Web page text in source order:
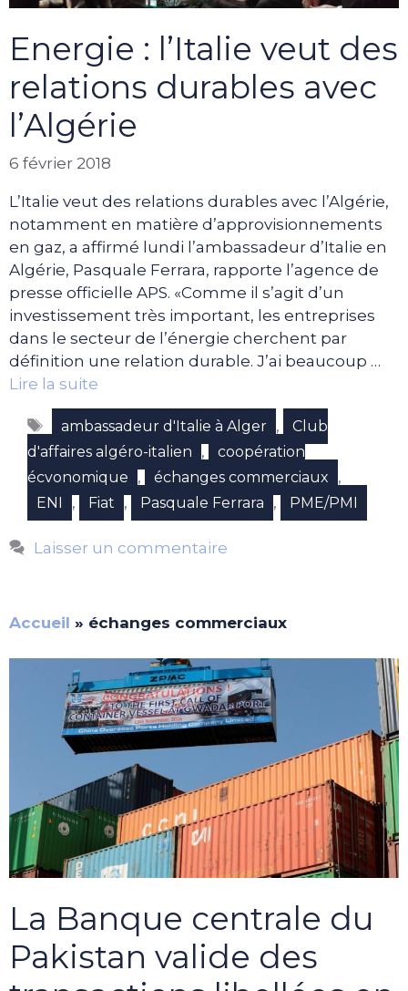
Energie : l’Italie veut des
relations durables avec
l’Algérie
6 février 2018
L’Italie veut des relations durables avec l’Algérie,
notamment en matière d’approvisionnements
en gaz, a affirmé lundi l’ambassadeur d’Italie en
Algérie, Pasquale Ferrara, rapporte l’agence de
presse officielle APS. «Comme il s’agit d’un
investissement très important, les entreprises
dans le secteur de l’énergie cherchent par
définition une relation durable. J’ai beaucoup …
Lire la suite
Étiquettes
ambassadeur d'Italie à Alger ,
Club
d'affaires algéro-italien
,
coopération
écvonomique
, échanges commerciaux ,
ENI , Fiat , Pasquale Ferrara , PME/PMI
Laisser un commentaire
Accueil » échanges commerciaux
La Banque centrale du
Pakistan valide des